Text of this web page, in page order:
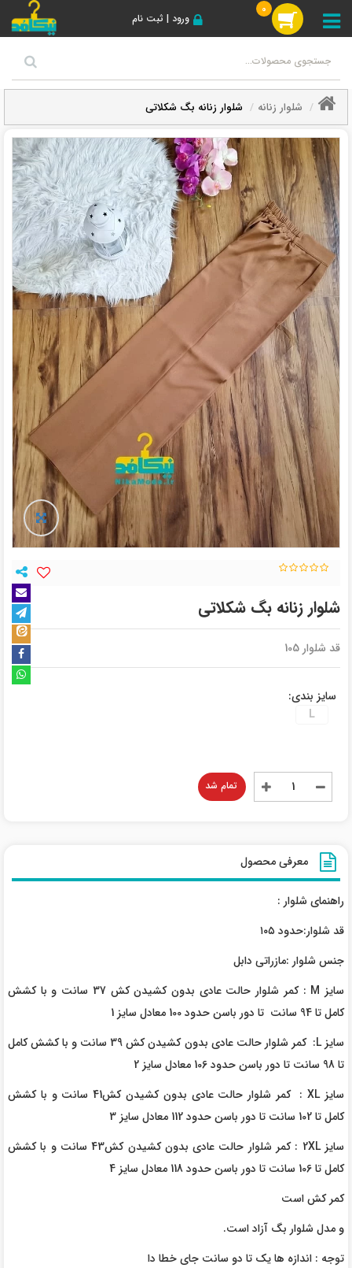
ورود | ثبت نام
0
شلوار زنانه شلوار زنانه بگ شکلاتی
شلوار زنانه بگ شکلاتی
قد شلوار 105
سایز بندی:
L
تمام شد
معرفی محصول
راهنمای شلوار :
قد شلوار:حدود ۱۰۵
جنس شلوار :مازراتی دابل
سایز M : کمر شلوار حالت عادی بدون کشیدن کش 37 سانت و با کشش
کامل تا 94 سانت تا دور باسن حدود 100 معادل سایز 1
سایز L: کمر شلوار حالت عادی بدون کشیدن کش 39 سانت و با کشش کامل
تا 98 سانت تا دور باسن حدود 106 معادل سایز 2
سایز XL : کمر شلوار حالت عادی بدون کشیدن کش41 سانت و با کشش
کامل تا 102 سانت تا دور باسن حدود 112 معادل سایز 3
سایز 2XL : کمر شلوار حالت عادی بدون کشیدن کش43 سانت و با کشش
کامل تا 106 سانت تا دور باسن حدود 118 معادل سایز 4
کمر کش است
و مدل شلوار بگ آزاد است.
توجه : اندازه ها یک تا دو سانت جای خطا دا